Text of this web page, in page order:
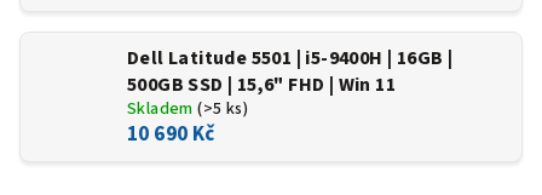
Dell Latitude 5501 | i5-9400H | 16GB |
500GB SSD | 15,6" FHD | Win 11
Skladem(>5 ks)
10 690 Kč